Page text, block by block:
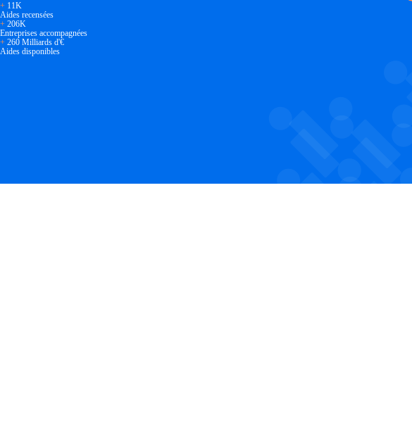
+ 11K
Aides recensées
+ 206K
Entreprises accompagnées
+ 260 Milliards d'€
Aides disponibles